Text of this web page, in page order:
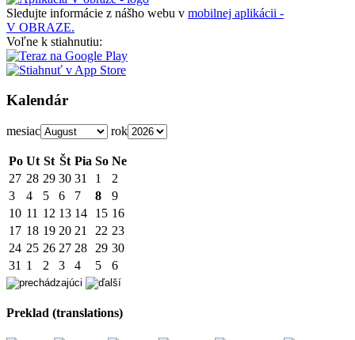
Sledujte informácie z nášho webu v mobilnej aplikácii -
V OBRAZE.
Voľne k stiahnutiu:
Kalendár
mesiac rok
Po Ut St Št Pia So Ne
27 28 29 30 31 1
2
3
4 5 6 7 8
9
10 11 12 13 14 15 16
17 18 19 20 21 22 23
24 25 26 27 28 29 30
31 1 2 3 4 5 6
Preklad (translations)